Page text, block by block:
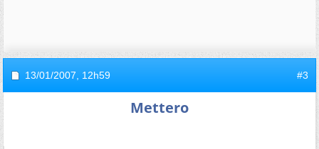
13/01/2007, 12h59 #3
Mettero